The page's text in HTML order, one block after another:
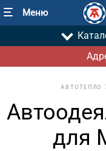
Меню
АВТОТЕПЛО
для